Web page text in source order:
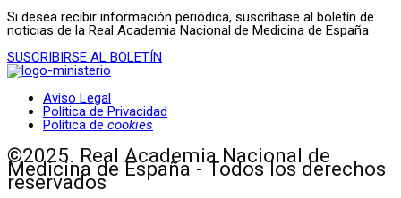
Si desea recibir información periódica, suscríbase al boletín de
noticias de la Real Academia Nacional de Medicina de España
SUSCRIBIRSE AL BOLETÍN
Aviso Legal
Política de Privacidad
Política de cookies
©2025. Real Academia Nacional de
Medicina de España - Todos los derechos
reservados